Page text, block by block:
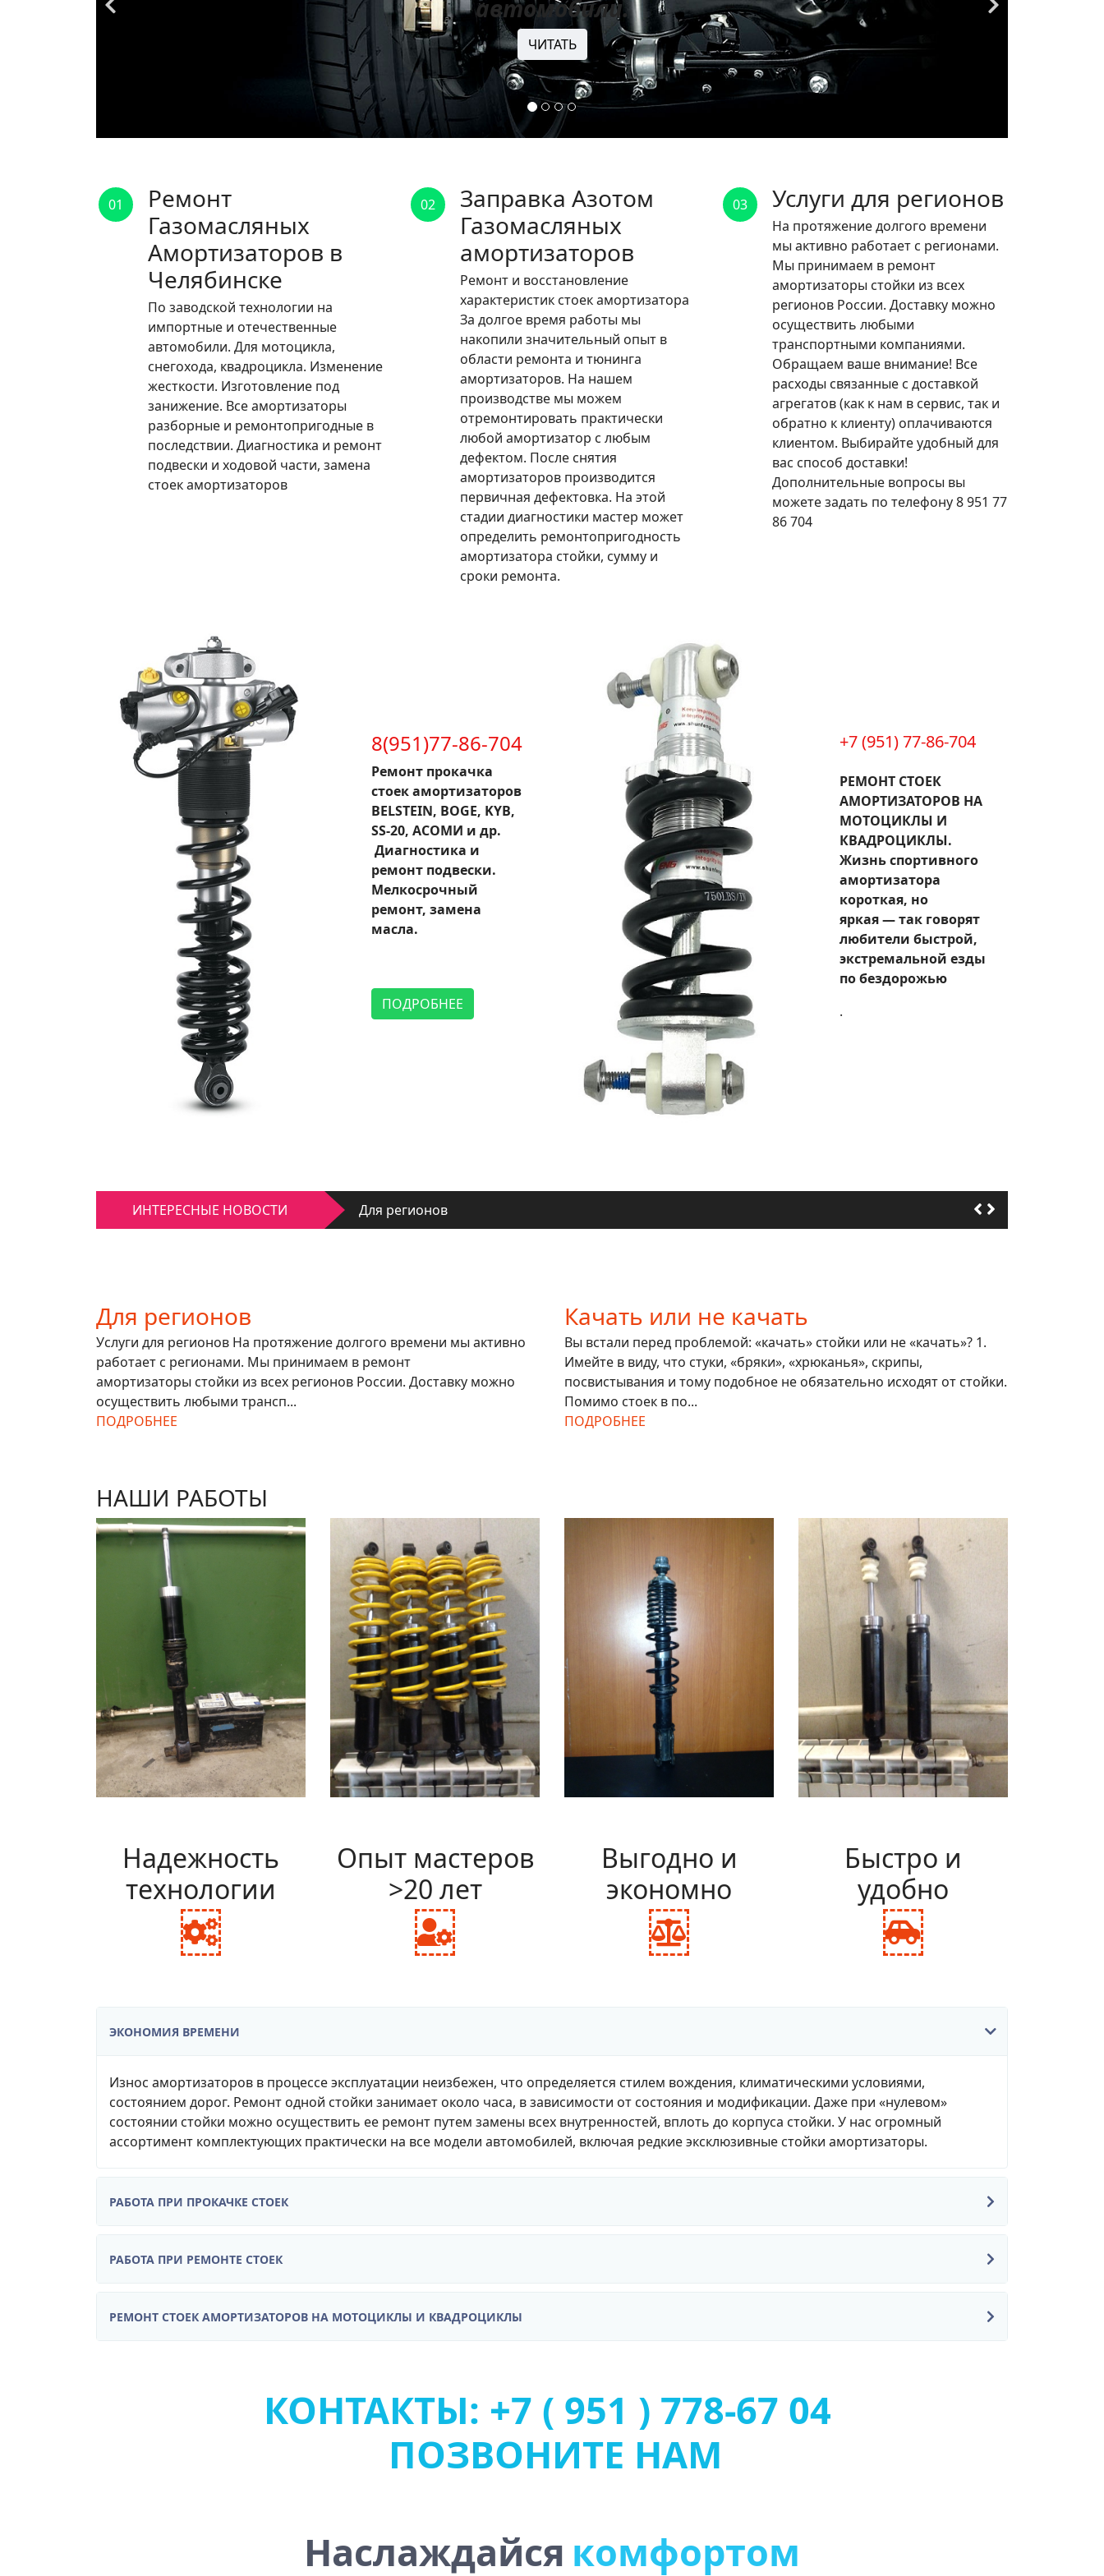
автомобили.
ЧИТАТЬ
01
Ремонт
Газомасляных
Амортизаторов в
Челябинске
По заводской технологии на
импортные и отечественные
автомобили. Для мотоцикла,
снегохода, квадроцикла. Изменение
жесткости. Изготовление под
занижение. Все амортизаторы
разборные и ремонтопригодные в
последствии. Диагностика и ремонт
подвески и ходовой части, замена
стоек амортизаторов
02
Заправка Азотом
Газомасляных
амортизаторов
Ремонт и восстановление
характеристик стоек амортизатора
За долгое время работы мы
накопили значительный опыт в
области ремонта и тюнинга
амортизаторов. На нашем
производстве мы можем
отремонтировать практически
любой амортизатор с любым
дефектом. После снятия
амортизаторов производится
первичная дефектовка. На этой
стадии диагностики мастер может
определить ремонтопригодность
амортизатора стойки, сумму и
сроки ремонта.
03 Услуги для регионов
На протяжение долгого времени
мы активно работает с регионами.
Мы принимаем в ремонт
амортизаторы стойки из всех
регионов России. Доставку можно
осуществить любыми
транспортными компаниями.
Обращаем ваше внимание! Все
расходы связанные с доставкой
агрегатов (как к нам в сервис, так и
обратно к клиенту) оплачиваются
клиентом. Выбирайте удобный для
вас способ доставки!
Дополнительные вопросы вы
можете задать по телефону 8 951 77
86 704
8(951)77-86-704
Ремонт прокачка
стоек амортизаторов
BELSTEIN, BOGE, KYB,
SS-20, АСОМИ и др.
Диагностика и
ремонт подвески.
Мелкосрочный
ремонт, замена
масла.
ПОДРОБНЕЕ
+7 (951) 77-86-704
РЕМОНТ СТОЕК
АМОРТИЗАТОРОВ НА
МОТОЦИКЛЫ И
КВАДРОЦИКЛЫ.
Жизнь спортивного
амортизатора
короткая, но
яркая — так говорят
любители быстрой,
экстремальной езды
по бездорожью
.
ИНТЕРЕСНЫЕ НОВОСТИ Для регионов
Для регионов
Услуги для регионов На протяжение долгого времени мы активно
работает с регионами. Мы принимаем в ремонт
амортизаторы стойки из всех регионов России. Доставку можно
осуществить любыми трансп...
ПОДРОБНЕЕ
Качать или не качать
Вы встали перед проблемой: «качать» стойки или не «качать»? 1.
Имейте в виду, что стуки, «бряки», «хрюканья», скрипы,
посвистывания и тому подобное не обязательно исходят от стойки.
Помимо стоек в по...
ПОДРОБНЕЕ
НАШИ РАБОТЫ
Надежность
технологии
fa
Опыт мастеров
>20 лет
fas
Выгодно и
экономно
fas
Быстро и
удобно
fas
ЭКОНОМИЯ ВРЕМЕНИ
Износ амортизаторов в процессе эксплуатации неизбежен, что определяется стилем вождения, климатическими условиями,
состоянием дорог. Ремонт одной стойки занимает около часа, в зависимости от состояния и модификации. Даже при «нулевом»
состоянии стойки можно осуществить ее ремонт путем замены всех внутренностей, вплоть до корпуса стойки. У нас огромный
ассортимент комплектующих практически на все модели автомобилей, включая редкие эксклюзивные стойки амортизаторы.
РАБОТА ПРИ ПРОКАЧКЕ СТОЕК
РАБОТА ПРИ РЕМОНТЕ СТОЕК
РЕМОНТ СТОЕК АМОРТИЗАТОРОВ НА МОТОЦИКЛЫ И КВАДРОЦИКЛЫ
КОНТАКТЫ: +7 ( 951 ) 778-67 04
ПОЗВОНИТЕ НАМ
Наслаждайсяу сточивостью